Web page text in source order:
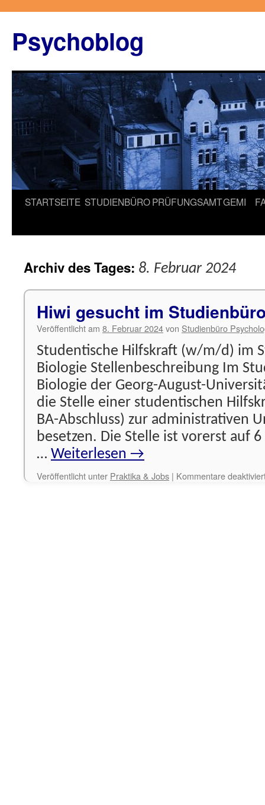
springen
Psychoblog
STARTSEITE STUDIENBÜROPRÜFUNGSAMTGEMI
Archiv des Tages: 8. Februar 2024
Hiwi gesucht im
Veröffentlicht am 8. Februar 2024von Studienbüro
Studentische Hilfskraft (w/m/d) im
Biologie Stellenbeschreibung Im
Biologie der Georg-August-
die Stelle einer studentischen
BA-Abschluss) zur administrativen
besetzen. Die Stelle ist vorerst auf
… Weiterlesen →
Veröffentlicht unter Praktika & Jobs | Kommentare